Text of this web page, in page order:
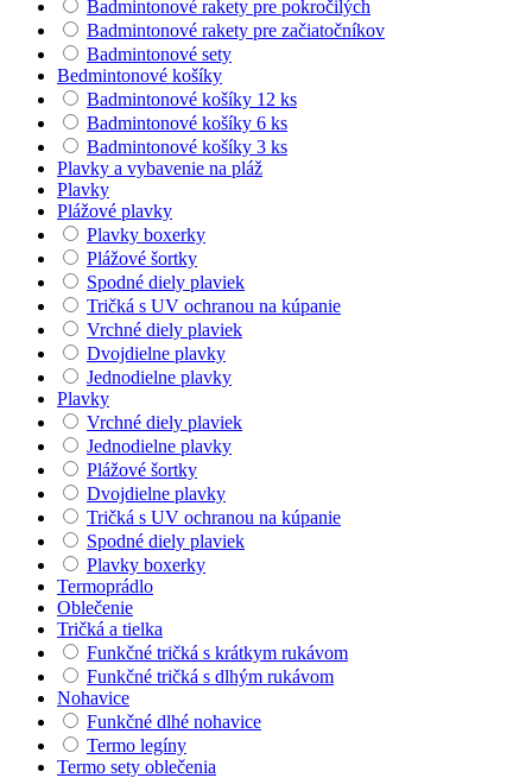
Badmintonové rakety pre pokročilých
Badmintonové rakety pre začiatočníkov
Badmintonové sety
Bedmintonové košíky
Badmintonové košíky 12 ks
Badmintonové košíky 6 ks
Badmintonové košíky 3 ks
Plavky a vybavenie na pláž
Plavky
Plážové plavky
Plavky boxerky
Plážové šortky
Spodné diely plaviek
Tričká s UV ochranou na kúpanie
Vrchné diely plaviek
Dvojdielne plavky
Jednodielne plavky
Plavky
Vrchné diely plaviek
Jednodielne plavky
Plážové šortky
Dvojdielne plavky
Tričká s UV ochranou na kúpanie
Spodné diely plaviek
Plavky boxerky
Termoprádlo
Oblečenie
Tričká a tielka
Funkčné tričká s krátkym rukávom
Funkčné tričká s dlhým rukávom
Nohavice
Funkčné dlhé nohavice
Termo legíny
Termo sety oblečenia